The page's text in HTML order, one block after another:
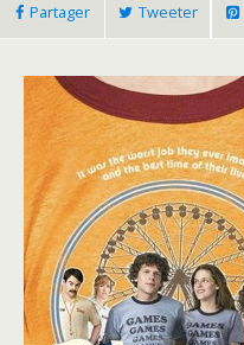
Partager Tweeter